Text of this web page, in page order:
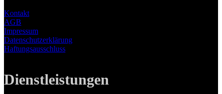
Kontakt
AGB
Impressum
Datenschutzerklärung
Haftungsausschluss
Dienstleistungen